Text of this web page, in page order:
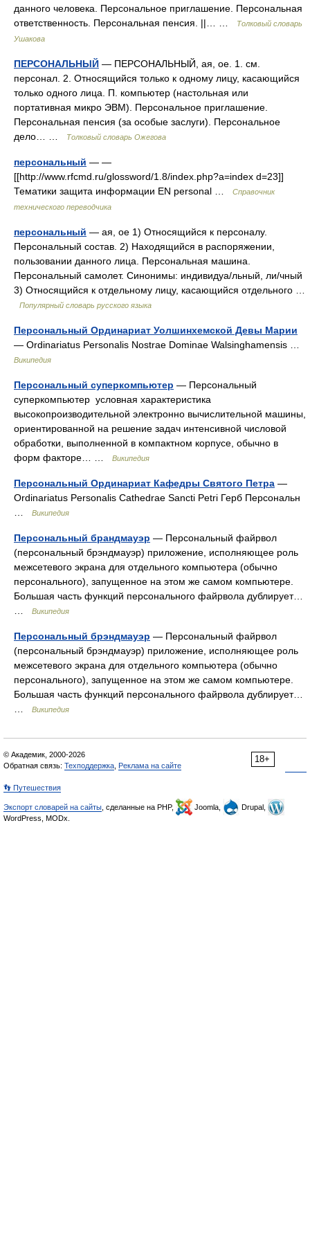
данного человека. Персональное приглашение. Персональная
ответственность. Персональная пенсия. ||… …
Толковый словарь
Ушакова
ПЕРСОНАЛЬНЫЙ — ПЕРСОНАЛЬНЫЙ, ая, ое. 1. см.
персонал. 2. Относящийся только к одному лицу, касающийся
только одного лица. П. компьютер (настольная или
портативная микро ЭВМ). Персональное приглашение.
Персональная пенсия (за особые заслуги). Персональное
дело… …
Толковый словарь Ожегова
персональный — —
[[http://www.rfcmd.ru/glossword/1.8/index.php?a=index d=23]]
Тематики защита информации EN personal …
Справочник
технического переводчика
персональный — ая, ое 1) Относящийся к персоналу.
Персональный состав. 2) Находящийся в распоряжении,
пользовании данного лица. Персональная машина.
Персональный самолет. Синонимы: индивидуа/льный, ли/чный
3) Относящийся к отдельному лицу, касающийся отдельного …
Популярный словарь русского языка
Персональный Ординариат Уолшинхемской Девы Марии
— Ordinariatus Personalis Nostrae Dominae Walsinghamensis …
Википедия
Персональный суперкомпьютер — Персональный
суперкомпьютер условная характеристика
высокопроизводительной электронно вычислительной машины,
ориентированной на решение задач интенсивной числовой
обработки, выполненной в компактном корпусе, обычно в
форм факторе… …
Википедия
Персональный Ординариат Кафедры Святого Петра —
Ordinariatus Personalis Cathedrae Sancti Petri Герб Персональн
Википедия
Персональный брандмауэр — Персональный файрвол
(персональный брэндмауэр) приложение, исполняющее роль
межсетевого экрана для отдельного компьютера (обычно
персонального), запущенное на этом же самом компьютере.
Большая часть функций персонального файрвола дублирует…
Википедия
Персональный брэндмауэр — Персональный файрвол
(персональный брэндмауэр) приложение, исполняющее роль
межсетевого экрана для отдельного компьютера (обычно
персонального), запущенное на этом же самом компьютере.
Большая часть функций персонального файрвола дублирует…
Википедия
18+
© Академик, 2000-2026
Обратная связь: Техподдержка Реклама на сайте
👣 Путешествия
Экспорт словарей на сайты , сделанные на PHP, Joomla,
Drupal,
WordPress, MODx.